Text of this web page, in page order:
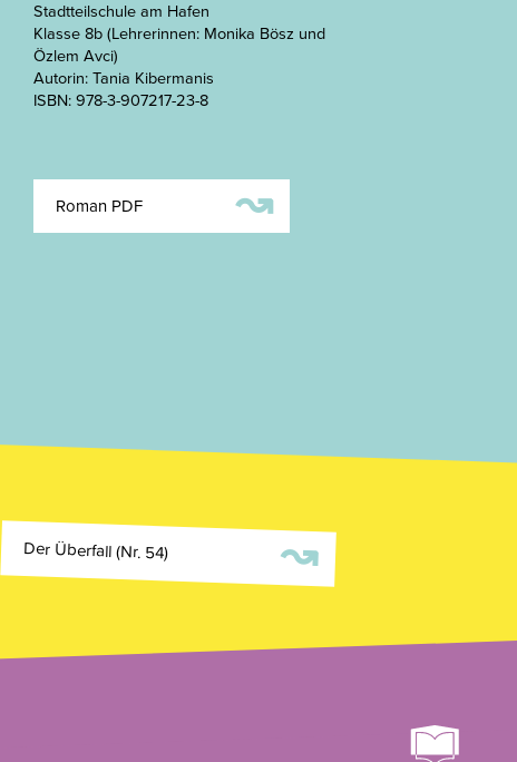
Stadtteilschule am Hafen
Klasse 8b (Lehrerinnen: Monika Bösz und
Özlem Avci)
Autorin: Tania Kibermanis
ISBN: 978-3-907217-23-8
Roman PDF ↝
Der Überfall (Nr. 54) ↝